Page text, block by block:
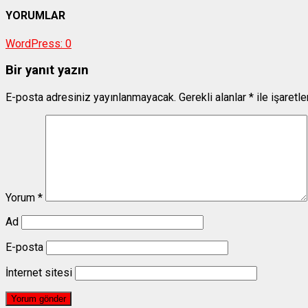
YORUMLAR
WordPress: 0
Bir yanıt yazın
E-posta adresiniz yayınlanmayacak. Gerekli alanlar * ile
Yorum *
Ad
E-posta
İnternet sitesi